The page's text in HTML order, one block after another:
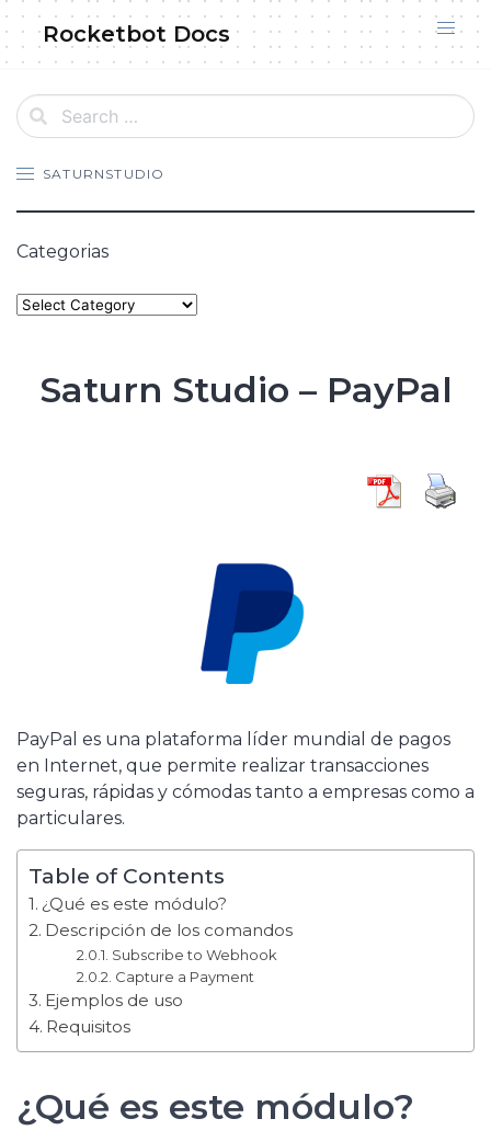
Skip
to
content
Rocketbot Docs
SATURNSTUDIO
Categorias
Categories
Saturn Studio – PayPal
PayPal es una plataforma líder mundial de pagos
en Internet, que permite realizar transacciones
seguras, rápidas y cómodas tanto a empresas como a
particulares.
Table of Contents
¿Qué es este módulo?
Descripción de los comandos
Subscribe to Webhook
Capture a Payment
Ejemplos de uso
Requisitos
¿Qué es este módulo?